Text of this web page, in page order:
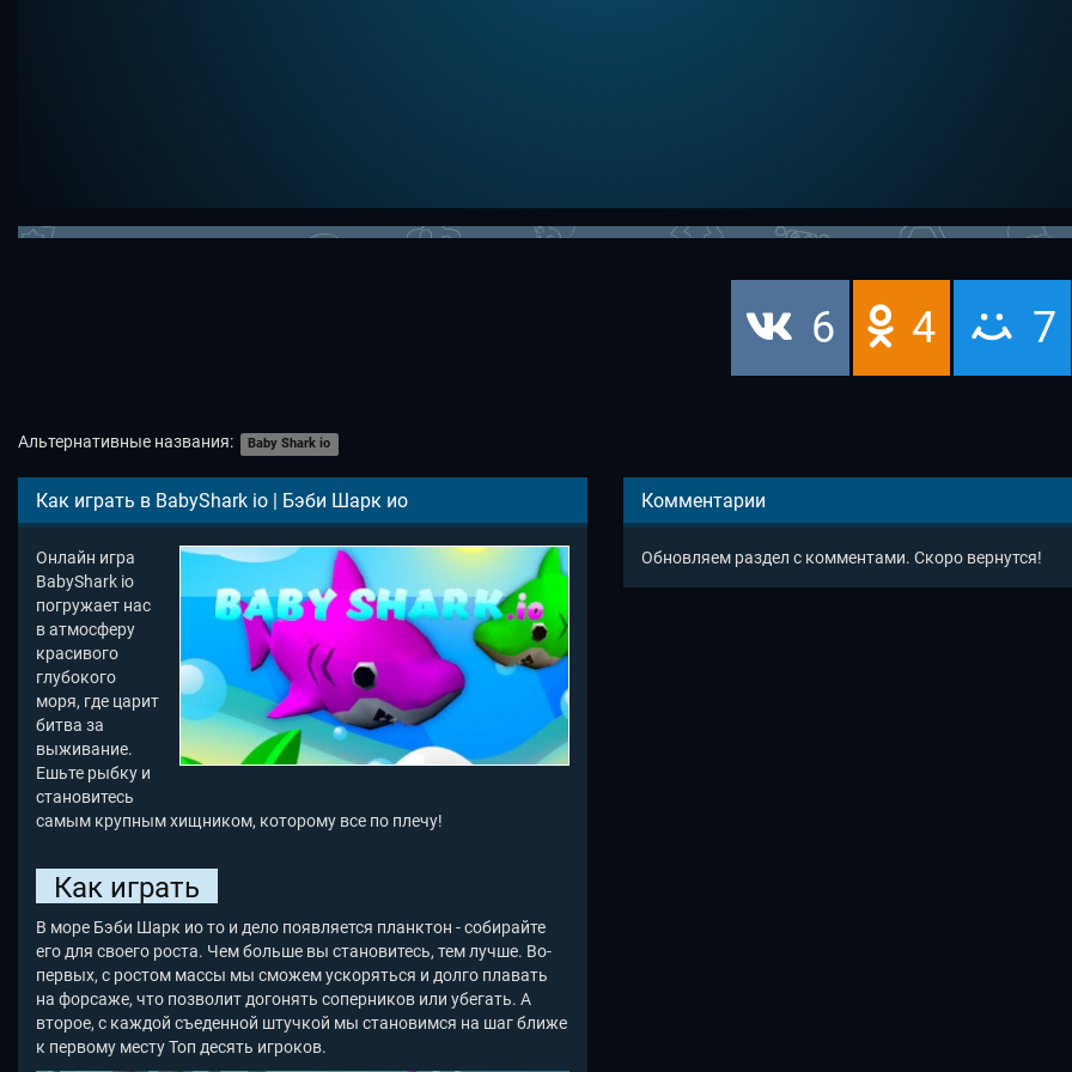
6 4 7
Альтернативные названия: Baby Shark io
Как играть в BabyShark io | Бэби Шарк ио
Онлайн игра
BabyShark io
погружает нас
в атмосферу
красивого
глубокого
моря, где царит
битва за
выживание.
Ешьте рыбку и
становитесь
самым крупным хищником, которому все по плечу!
Как играть
В море Бэби Шарк ио то и дело появляется планктон - собирайте
его для своего роста. Чем больше вы становитесь, тем лучше. Во-
первых, с ростом массы мы сможем ускоряться и долго плавать
на форсаже, что позволит догонять соперников или убегать. А
второе, с каждой съеденной штучкой мы становимся на шаг ближе
к первому месту Топ десять игроков.
Комментарии
Обновляем раздел с комментами. Скоро вернутся!